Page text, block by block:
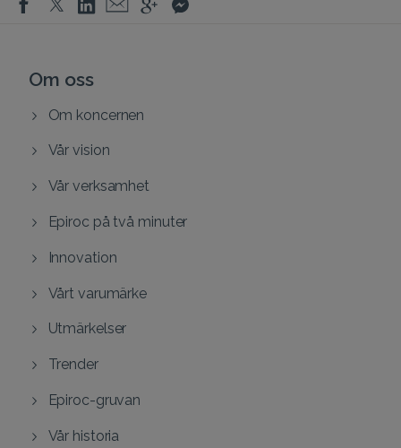
Om oss
Om koncernen
Vår vision
Vår verksamhet
Epiroc på två minuter
Innovation
Vårt varumärke
Utmärkelser
Trender
Epiroc-gruvan
Vår historia